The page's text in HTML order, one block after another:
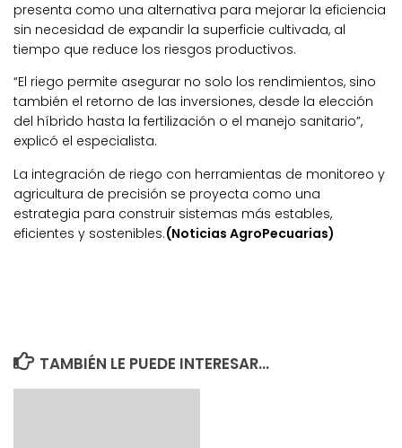
presenta como una alternativa para mejorar la eficiencia
sin necesidad de expandir la superficie cultivada, al
tiempo que reduce los riesgos productivos.
“El riego permite asegurar no solo los rendimientos, sino
también el retorno de las inversiones, desde la elección
del híbrido hasta la fertilización o el manejo sanitario”,
explicó el especialista.
La integración de riego con herramientas de monitoreo y
agricultura de precisión se proyecta como una
estrategia para construir sistemas más estables,
eficientes y sostenibles.(Noticias AgroPecuarias)
TAMBIÉN LE PUEDE INTERESAR...